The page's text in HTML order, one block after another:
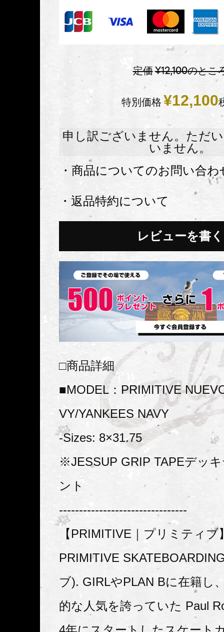
定価¥12,100のとこ
特別価格 ¥12,100
申し訳ございません。ただ
いません。
・商品についてのお問い合わ
・返品特約について
レビューを書く
□商品詳細
■MODEL：PRIMITIVE
VY/YANKEES NAVY
-Sizes: 8×31.75
※JESSUP GRIP TAPEデッ
ント
--------------------------------
【PRIMITIVE｜プリミティブ
PRIMITIVE
ブ). GIRLやPLAN Bに在籍し
的な人気を誇っていた Paul